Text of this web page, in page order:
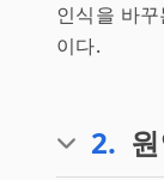
인식을 바
이다.
2.